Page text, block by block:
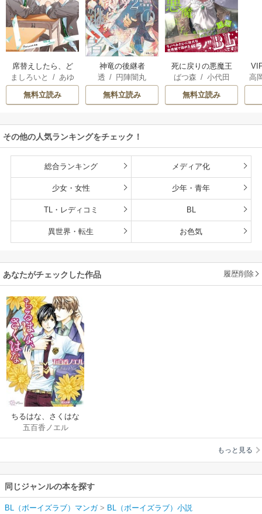
席替えしたら、ど
うやら後ろの男が
俺のこと好きらし
い
ましろいと / あゆ
河
無料立読み
神竜の後継者
透 / 円陣闇丸
無料立読み
死に戻りの悪魔王
子は、愛されるた
めの実験をはじめ
ることにした。
ばつ森 / 小代田
無料立読み
高
その他の人気ランキングをチェック！
総合ランキング メディア化
少女・女性 少年・青年
TL・レディコミ BL
異世界・転生 お色気
あなたがチェックした作品 履歴削除
ちるはな、さくはな
五百香ノエル
もっと見る
同じジャンルの本を探す
BL（ボーイズラブ）マンガ> BL（ボーイズラブ）小説